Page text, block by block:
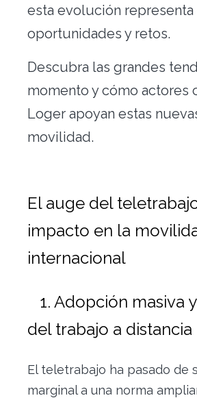
esta evolución representa
oportunidades y retos.
Descubra las grandes
momento y cómo actores
Loger apoyan estas
movilidad.
El auge del
impacto en la
internacional
1. Adopción masiva
del trabajo a distancia
El teletrabajo ha pasado de
marginal a una norma